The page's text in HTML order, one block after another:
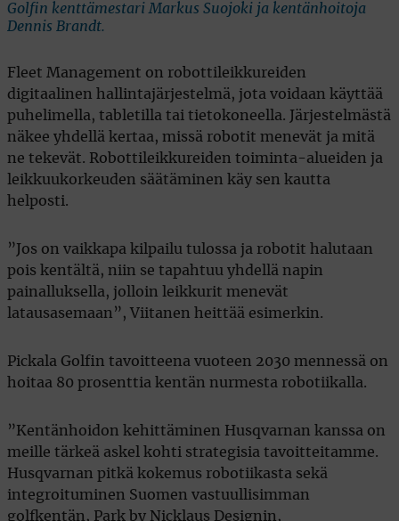
Golfin kenttämestari Markus Suojoki ja kentänhoitoja
Dennis Brandt.
Fleet Management on robottileikkureiden
digitaalinen hallintajärjestelmä, jota voidaan käyttää
puhelimella, tabletilla tai tietokoneella. Järjestelmästä
näkee yhdellä kertaa, missä robotit menevät ja mitä
ne tekevät. Robottileikkureiden toiminta-alueiden ja
leikkuukorkeuden säätäminen käy sen kautta
helposti.
”Jos on vaikkapa kilpailu tulossa ja robotit halutaan
pois kentältä, niin se tapahtuu yhdellä napin
painalluksella, jolloin leikkurit menevät
latausasemaan”, Viitanen heittää esimerkin.
Pickala Golfin tavoitteena vuoteen 2030 mennessä on
hoitaa 80 prosenttia kentän nurmesta robotiikalla.
”Kentänhoidon kehittäminen Husqvarnan kanssa on
meille tärkeä askel kohti strategisia tavoitteitamme.
Husqvarnan pitkä kokemus robotiikasta sekä
integroituminen Suomen vastuullisimman
golfkentän, Park by Nicklaus Designin,